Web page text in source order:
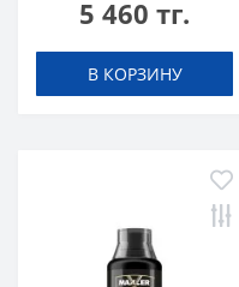
5 460 тг.
В КОРЗИНУ